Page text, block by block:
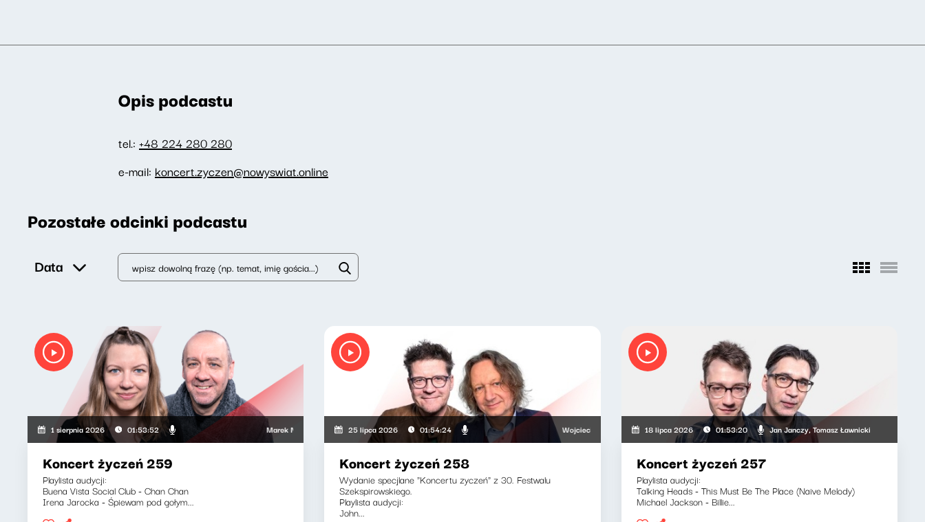
Opis podcastu
tel.: +48 224 280 280
e-mail: koncert.zyczen@nowyswiat.online
Pozostałe odcinki podcastu
Data
1 sierpnia 2026 01:53:52 Marek Napiórkowski, Adriana Bąkowska
Koncert życzeń 259
Playlista audycji:
Buena Vista Social Club - Chan Chan
Irena Jarocka - Śpiewam pod gołym...
25 lipca 2026 01:54:24 Wojciech Malajkat, Ryszard Koziołek
Koncert życzeń 258
Wydanie specjlane "Koncertu zyczeń" z 30. Festwalu
Szekspirowskiego.
Playlista audycji:
John...
18 lipca 2026 01:53:20 Jan Janczy, Tomasz Ławnicki
Koncert życzeń 257
Playlista audycji:
Talking Heads - This Must Be The Place (Naive Melody)
Michael Jackson - Billie...